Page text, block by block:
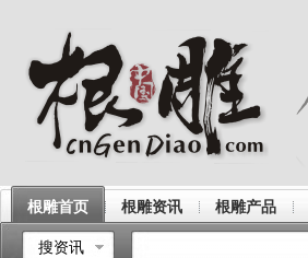
根雕首页 根雕资讯 根雕产品
搜资讯